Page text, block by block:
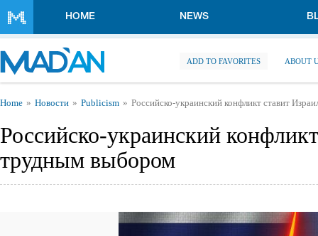
HOME NEWS
ADD TO FAVORITES ABOUT
You are here
Home Новости Publicism Российско-украинский конфликт ставит
Российско-украинский
трудным выбором